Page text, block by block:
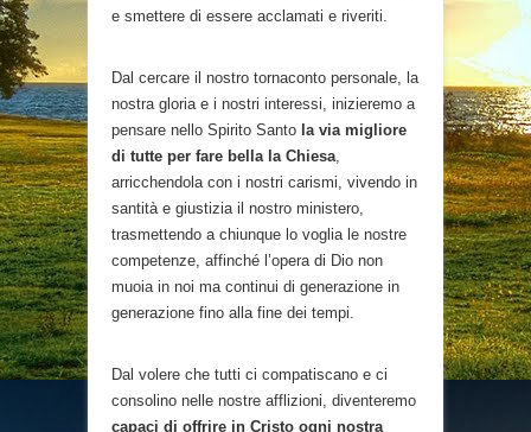
e smettere di essere acclamati e riveriti.
Dal cercare il nostro tornaconto personale, la
nostra gloria e i nostri interessi, inizieremo a
pensare nello Spirito Santo la via migliore
di tutte per fare bella la Chiesa
arricchendola con i nostri carismi, vivendo in
santità e giustizia il nostro ministero,
trasmettendo a chiunque lo voglia le nostre
competenze, affinché l’opera di Dio non
muoia in noi ma continui di generazione in
generazione fino alla fine dei tempi.
Dal volere che tutti ci compatiscano e ci
consolino nelle nostre afflizioni, diventeremo
capaci di offrire in Cristo ogni nostra